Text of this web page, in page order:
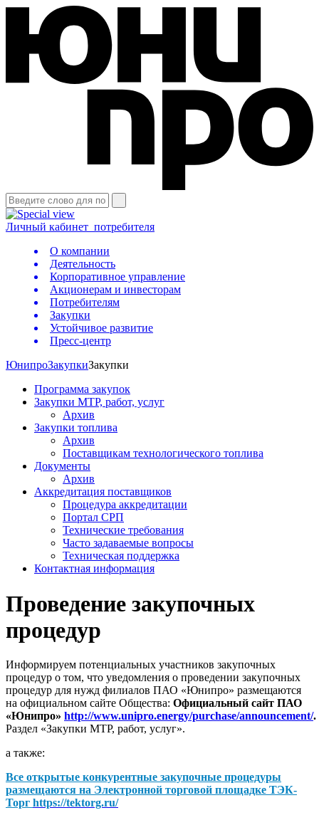
Личный кабинет потребителя
О компании
Деятельность
Корпоративное управление
Акционерам и инвесторам
Потребителям
Закупки
Устойчивое развитие
Пресс-центр
ЮнипроЗакупкиЗакупки
Программа закупок
Закупки МТР, работ, услуг
Архив
Закупки топлива
Архив
Поставщикам технологического топлива
Документы
Архив
Аккредитация поставщиков
Процедура аккредитации
Портал СРП
Технические требования
Часто задаваемые вопросы
Техническая поддержка
Контактная информация
Проведение закупочных
процедур
Информируем потенциальных участников закупочных
процедур о том, что уведомления о проведении закупочных
процедур для нужд филиалов ПАО «Юнипро» размещаются
на официальном сайте Общества: Официальный сайт ПАО
«Юнипро» http://www.unipro.energy/purchase/announcement/.
Раздел «Закупки МТР, работ, услуг».
а также:
Все открытые конкурентные закупочные процедуры
размещаются на Электронной торговой площадке ТЭК-
Торг https://tektorg.ru/